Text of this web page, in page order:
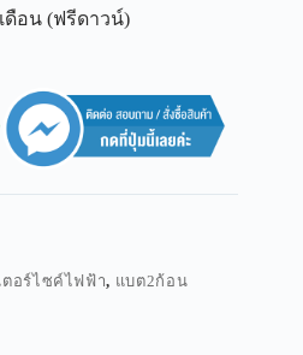
ดือน (ฟรีดาวน์)
ตอร์ไซค์ไฟฟ้า, แบต2ก้อน